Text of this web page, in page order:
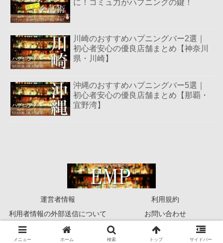
に！コミュ力がハプニングの鍵！
川崎のおすすめハプニングバー2選｜
初心者安心の優良店舗まとめ【神奈川
県・川崎】
沖縄のおすすめハプニングバー5選｜
初心者安心の優良店舗まとめ【那覇・
宜野湾】
運営者情報
利用規約
利用者情報の外部送信について
お問い合わせ
© 2026 EasyMatchingPark.
メニュー ホーム 検索 トップ サイドバー